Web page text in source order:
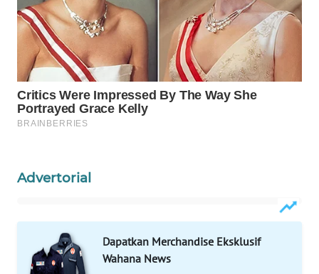
Advertorial
Dapatkan Merchandise Eksklusif
Wahana News
LIKUPANG
WN
LABUANBAJO
WN
BORNEO
Media
Group
WAHANA